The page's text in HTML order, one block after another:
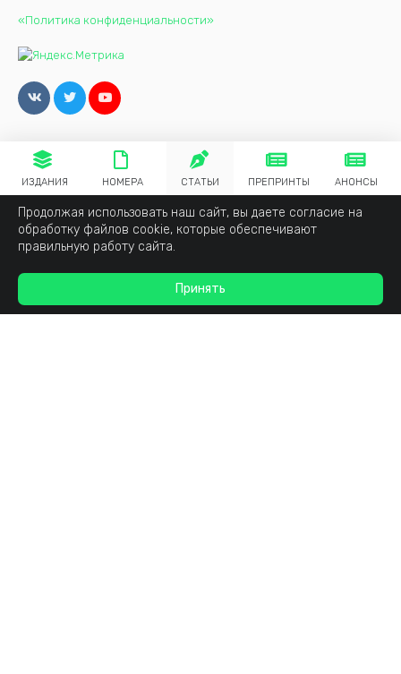
«Политика конфиденциальности»
ИЗДАНИЯ НОМЕРА СТАТЬИ ПРЕПРИНТЫ АНОНСЫ
Продолжая использовать наш сайт, вы даете согласие на
обработку файлов cookie, которые обеспечивают
правильную работу сайта.
Принять